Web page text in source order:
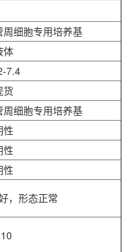
细胞专用培养基
体
7.4
货
细胞专用培养基
性
性
性
，形态正常